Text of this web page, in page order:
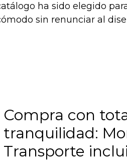
ha sido elegido
sin renunciar al
Compra con
tranquilidad:
Transporte